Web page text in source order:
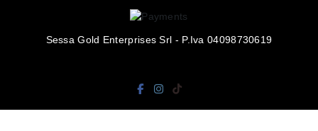
Sessa Gold Enterprises Srl - P.Iva 04098730619